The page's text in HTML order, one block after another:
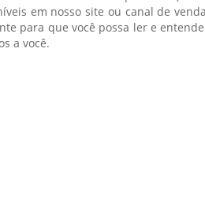
em nosso site ou canal de
para que você possa ler e
a você.